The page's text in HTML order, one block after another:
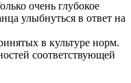
очень глубокое
улыбнуться в ответ на
в культуре норм.
соответствующей